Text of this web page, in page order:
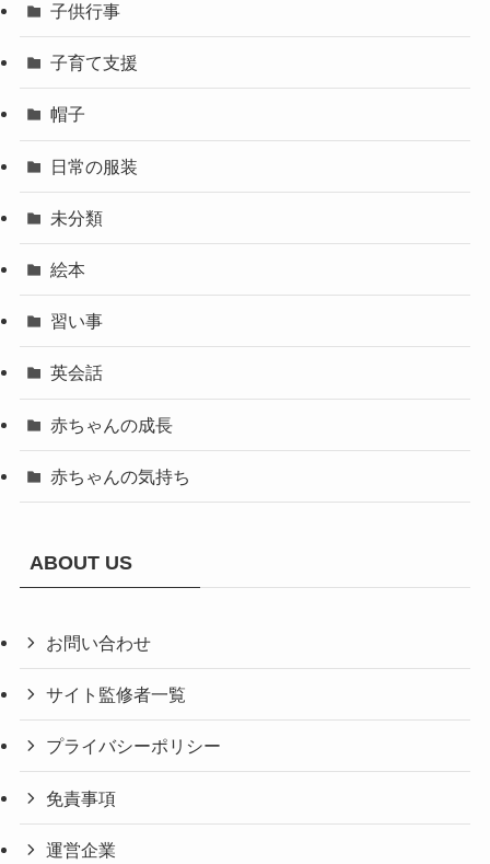
子供行事
子育て支援
帽子
日常の服装
未分類
絵本
習い事
英会話
赤ちゃんの成長
赤ちゃんの気持ち
ABOUT US
お問い合わせ
サイト監修者一覧
プライバシーポリシー
免責事項
運営企業